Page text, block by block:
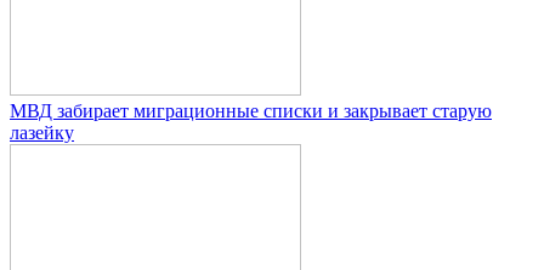
МВД забирает миграционные списки и закрывает старую
лазейку